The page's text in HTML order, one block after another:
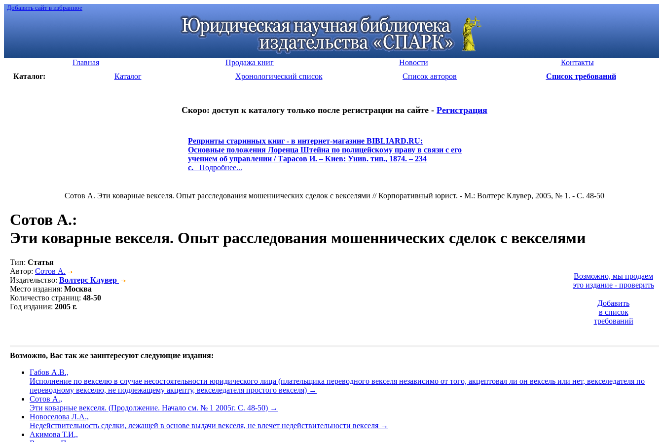
Добавить сайт в избранное
Главная Продажа книг Новости
Контакты
Каталог:
Каталог Хронологический список Список авторов Список требований
Скоро: доступ к каталогу только после регистрации на сайте - Регистрация
Репринты старинных книг - в интернет-магазине BIBLIARD.RU:
Основные положения Лоренца Штейна по полицейскому праву в связи с его
учением об управлении / Тарасов И. – Киев: Унив. тип., 1874. – 234
с. Подробнее...
Сотов А. Эти коварные векселя. Опыт расследования мошеннических сделок с векселями // Корпоративный юрист. - М.: Волтерс Клувер, 2005, № 1. - С. 48-50
Сотов А.:
Эти коварные векселя. Опыт расследования мошеннических сделок с векселями
Тип: Статья
Автор: Сотов А.
Издательство: Волтерс Клувер
Место издания: Москва
Количество страниц: 48-50
Год издания: 2005 г.
Возможно, мы продаем
это издание - проверить
Добавить
в список
требований
Возможно, Вас так же заинтересуют следующие издания:
Габов А.В.,
Исполнение по векселю в случае несостоятельности юридического лица (плательщика переводного векселя независимо от того, акцептовал ли он вексель или нет, векселедателя по
переводному векселю, не подлежащему акцепту, векселедателя простого векселя) →
Сотов А.,
Эти коварные векселя. (Продолжение. Начало см. № 1 2005г. С. 48-50) →
Новоселова Л.А.,
Недействительность сделки, лежащей в основе выдачи векселя, не влечет недействительности векселя →
Акимова Т.И.,